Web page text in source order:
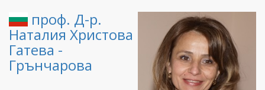
проф. Д-р.
Наталия Христова
Гатева -
Грънчарова